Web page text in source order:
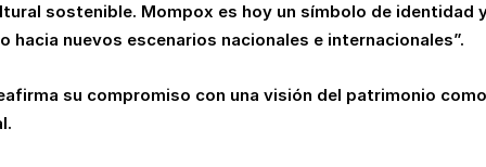
sostenible. Mompox es hoy un símbolo de identidad
nuevos escenarios nacionales e internacionales”.
su compromiso con una visión del patrimonio